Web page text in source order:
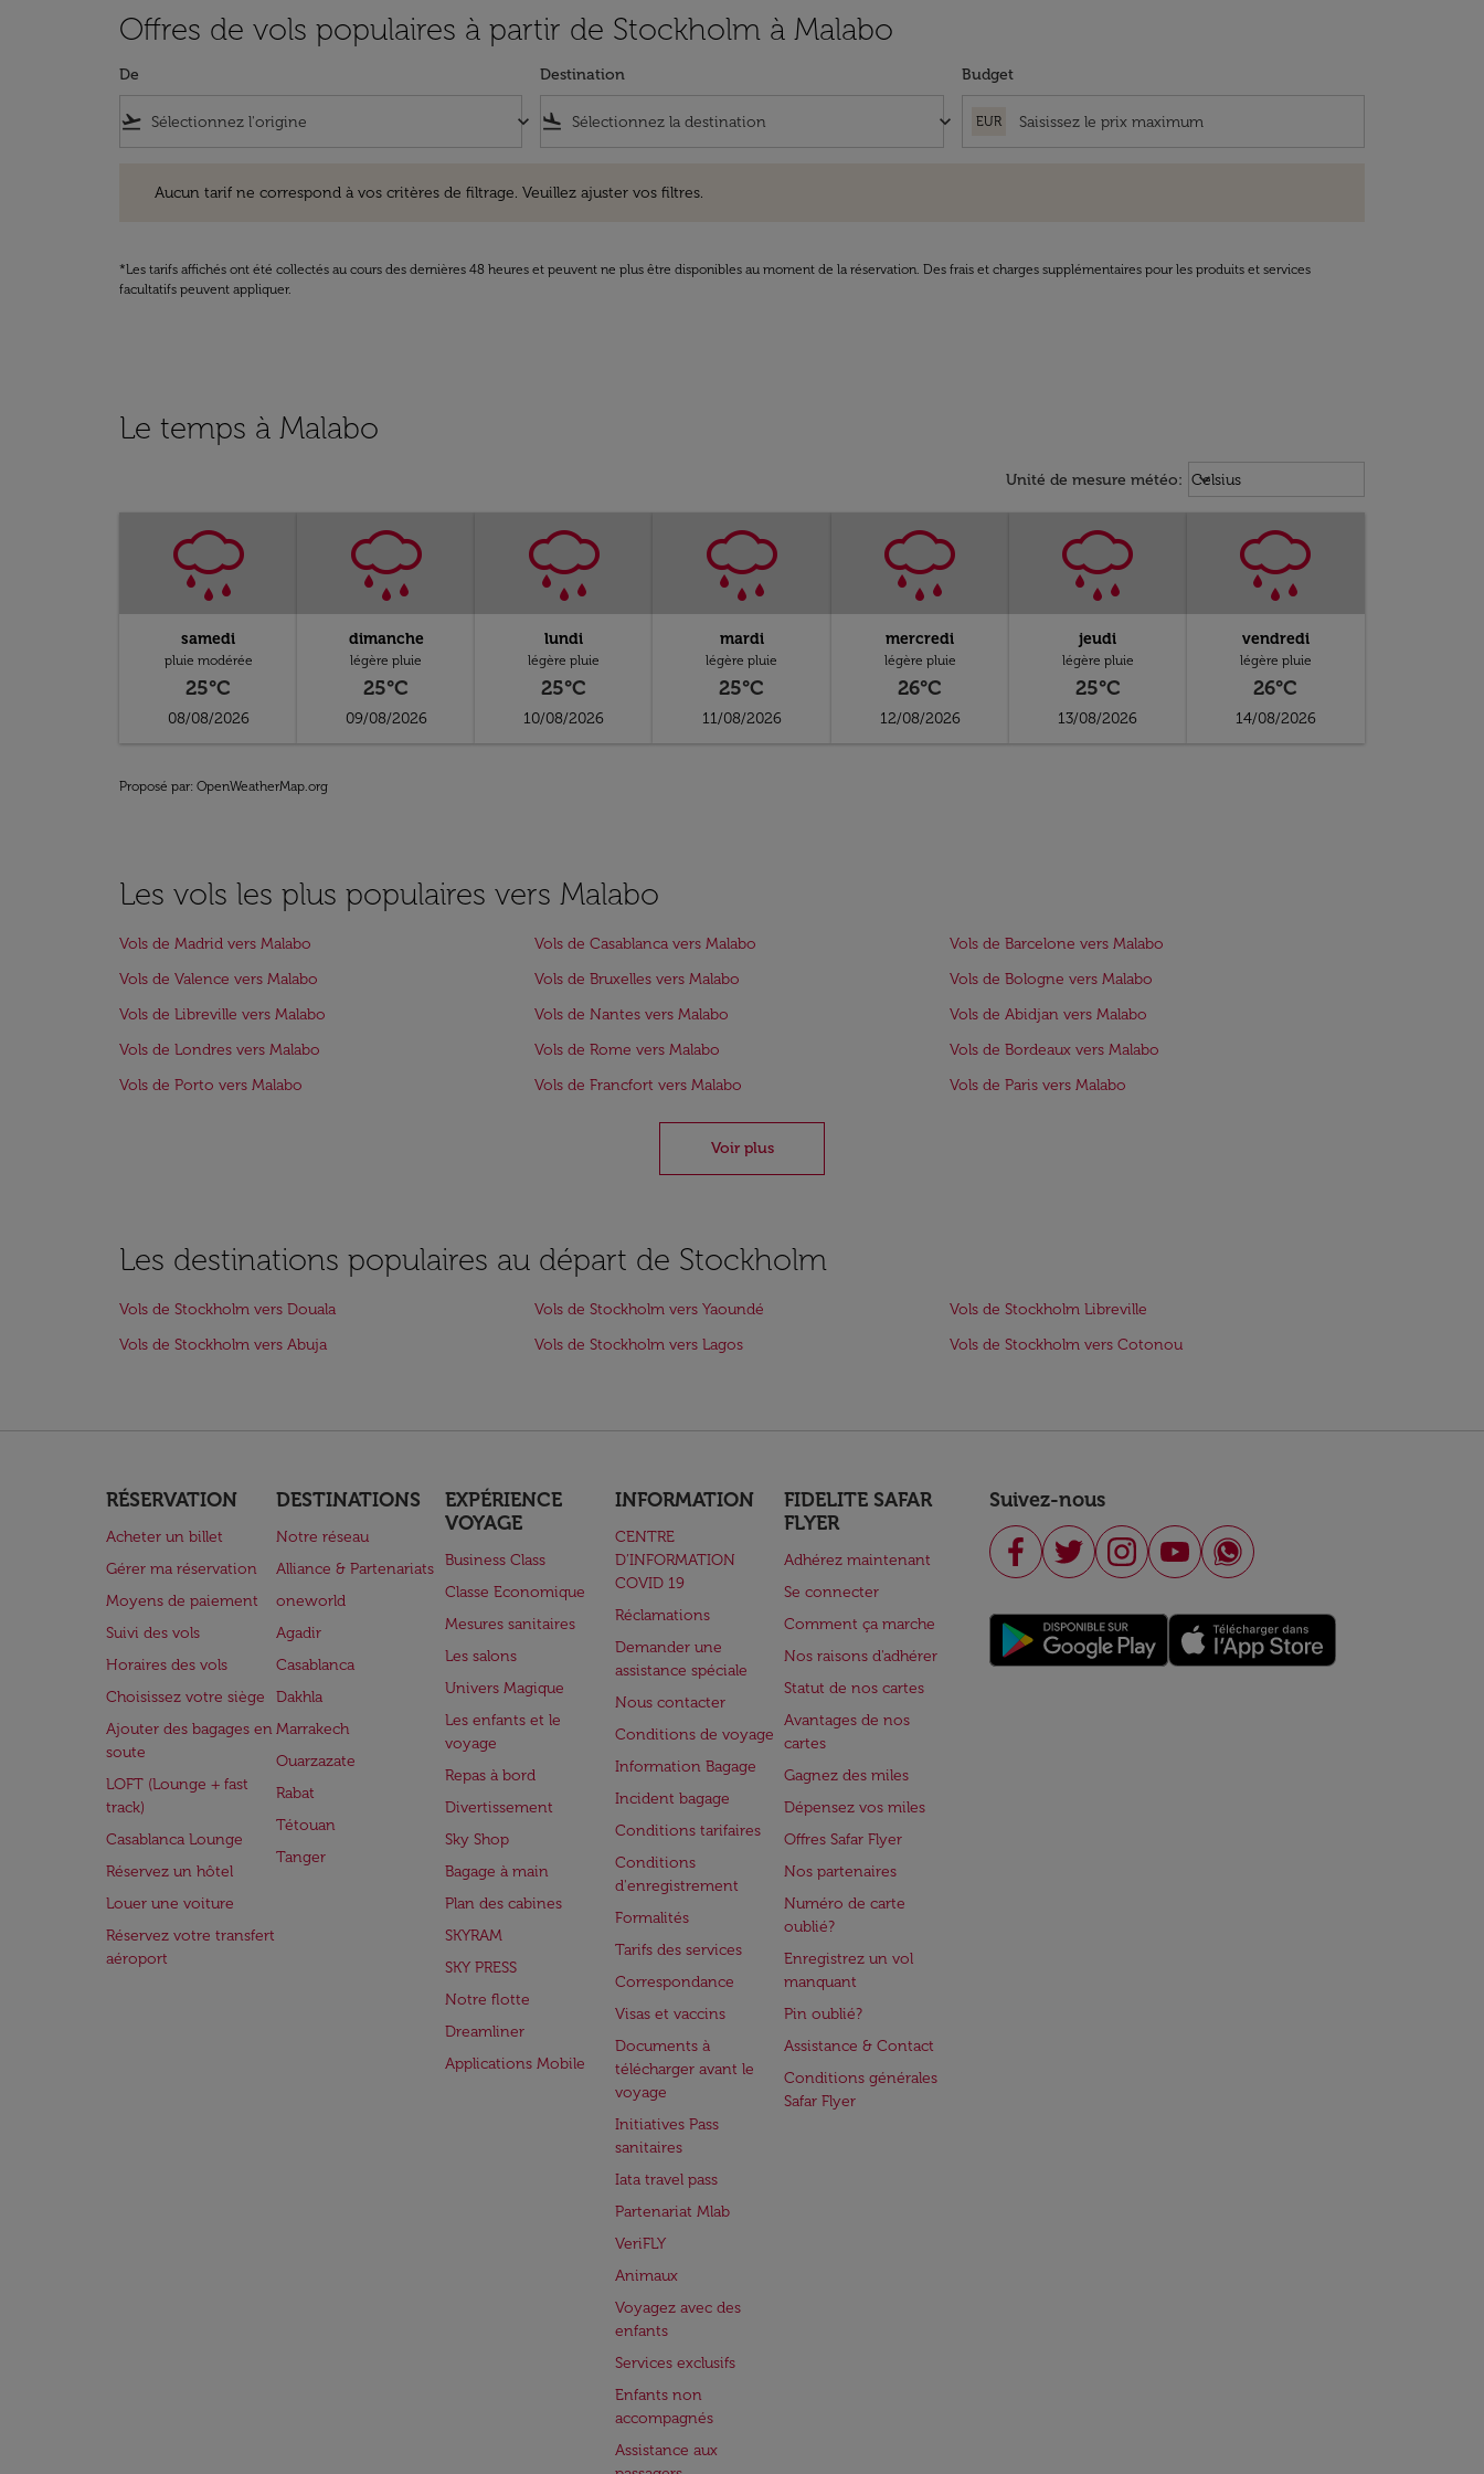
Offres de vols populaires à partir de Stockholm à Malabo
De
flight_takeoff keyboard_arrow_down
Destination
flight_land keyboard_arrow_down
Budget
EUR
Aucun tarif ne correspond à vos critères de filtrage. Veuillez ajuster vos filtres.
*Les tarifs affichés ont été collectés au cours des dernières 48 heures et peuvent ne plus être disponibles au moment de la réservation. Des frais et charges supplémentaires pour les produits et services
facultatifs peuvent appliquer.
Le temps à Malabo
Unité de mesure météo: Weather unit option Celsius
Celsius
keyboard_arrow_down
samedi
pluie modérée
25°C
08/08/2026
dimanche
légère pluie
25°C
09/08/2026
lundi
légère pluie
25°C
10/08/2026
mardi
légère pluie
25°C
11/08/2026
mercredi
légère pluie
26°C
12/08/2026
jeudi
légère pluie
25°C
13/08/2026
vendredi
légère pluie
26°C
14/08/2026
Proposé par: OpenWeatherMap.org
Les vols les plus populaires vers Malabo
Vols de Madrid vers Malabo Vols de Casablanca vers Malabo
Vols de Barcelone vers Malabo
Vols de Valence vers Malabo
Vols de Bruxelles vers Malabo
Vols de Bologne vers Malabo
Vols de Libreville vers Malabo
Vols de Nantes vers Malabo
Vols de Abidjan vers Malabo
Vols de Londres vers Malabo
Vols de Rome vers Malabo
Vols de Bordeaux vers Malabo
Vols de Porto vers Malabo
Vols de Francfort vers Malabo Vols de Paris vers Malabo
Voir plus
Les destinations populaires au départ de Stockholm
Vols de Stockholm vers Douala Vols de Stockholm vers Yaoundé
Vols de Stockholm Libreville
Vols de Stockholm vers Abuja
Vols de Stockholm vers Lagos Vols de Stockholm vers Cotonou
RÉSERVATION
Acheter un billet
Gérer ma réservation
Moyens de paiement
Suivi des vols
Horaires des vols
Choisissez votre siège
Ajouter des bagages en
soute
LOFT (Lounge + fast
track)
Casablanca Lounge
Réservez un hôtel
Louer une voiture
Réservez votre transfert
aéroport
DESTINATIONS
Notre réseau
Alliance & Partenariats
oneworld
Agadir
Casablanca
Dakhla
Marrakech
Ouarzazate
Rabat
Tétouan
Tanger
EXPÉRIENCE
VOYAGE
Business Class
Classe Economique
Mesures sanitaires
Les salons
Univers Magique
Les enfants et le
voyage
Repas à bord
Divertissement
Sky Shop
Bagage à main
Plan des cabines
SKYRAM
SKY PRESS
Notre flotte
Dreamliner
Applications Mobile
INFORMATION
CENTRE
D’INFORMATION
COVID 19
Réclamations
Demander une
assistance spéciale
Nous contacter
Conditions de voyage
Information Bagage
Incident bagage
Conditions tarifaires
Conditions
d'enregistrement
Formalités
Tarifs des services
Correspondance
Visas et vaccins
Documents à
télécharger avant le
voyage
Initiatives Pass
sanitaires
Iata travel pass
Partenariat Mlab
VeriFLY
Animaux
Voyagez avec des
enfants
Services exclusifs
Enfants non
accompagnés
Assistance aux
FIDELITE SAFAR
FLYER
Adhérez maintenant
Se connecter
Comment ça marche
Nos raisons d'adhérer
Statut de nos cartes
Avantages de nos
cartes
Gagnez des miles
Dépensez vos miles
Offres Safar Flyer
Nos partenaires
Numéro de carte
oublié?
Enregistrez un vol
manquant
Pin oublié?
Assistance & Contact
Conditions générales
Safar Flyer
Suivez-nous